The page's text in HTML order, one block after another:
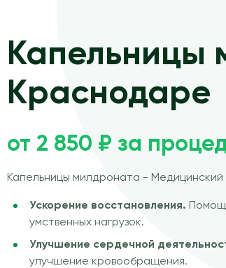
Капельницы
Краснодаре
от 2 850 ₽ за
Капельницы милдроната -
Ускорение восстановления.
умственных нагрузок.
Улучшение сердечной
улучшение кровообращения.